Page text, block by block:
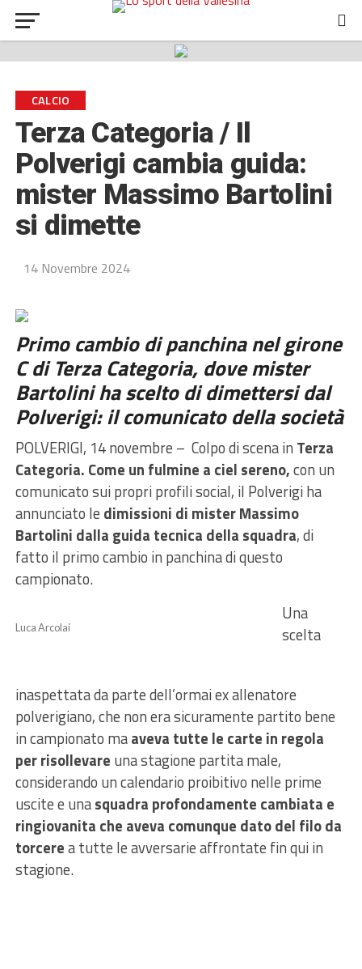
CALCIO
Terza Categoria / Il
Polverigi cambia guida:
mister Massimo Bartolini
si dimette
14 Novembre 2024
Primo cambio di panchina nel girone
C di Terza Categoria, dove mister
Bartolini ha scelto di dimettersi dal
Polverigi: il comunicato della società
POLVERIGI, 14 novembre – Colpo di scena in Terza
Categoria. Come un fulmine a ciel sereno,con un
comunicato sui propri profili social, il Polverigi ha
annunciato le dimissioni di mister Massimo
Bartolini dalla guida tecnica della squadra, di
fatto il primo cambio in panchina di questo
campionato.
Luca Arcolai
Una
scelta
inaspettata da parte dell’ormai ex allenatore
polverigiano, che non era sicuramente partito bene
in campionato maaveva tutte le carte in regola
per risollevare una stagione partita male,
considerando un calendario proibitivo nelle prime
uscite e unasquadra profondamente cambiata e
ringiovanita che aveva comunque dato del filo da
torcerea tutte le avversarie affrontate fin qui in
stagione.